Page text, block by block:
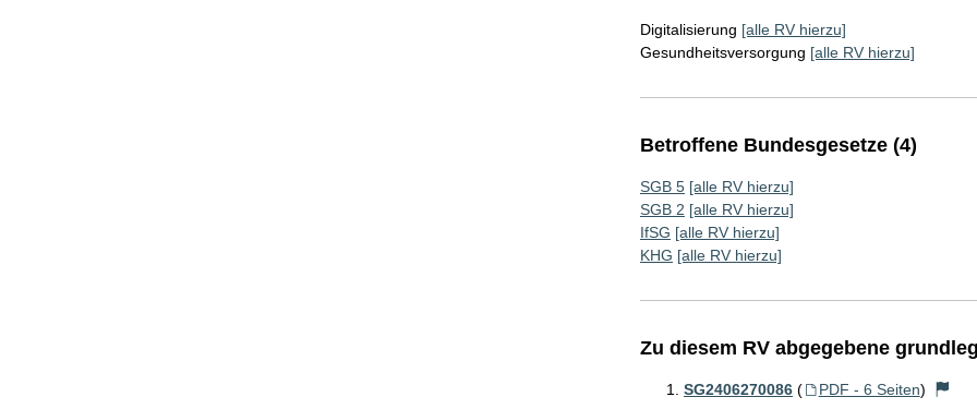
Digitalisierung [alle RV hierzu]
Gesundheitsversorgung [alle RV hierzu]
Betroffene Bundesgesetze (4)
SGB 5 [alle RV hierzu]
SGB 2 [alle RV hierzu]
IfSG [alle RV hierzu]
KHG [alle RV hierzu]
Zu diesem RV abgegebene
SG2406270086 ( PDF - 6 Seiten)